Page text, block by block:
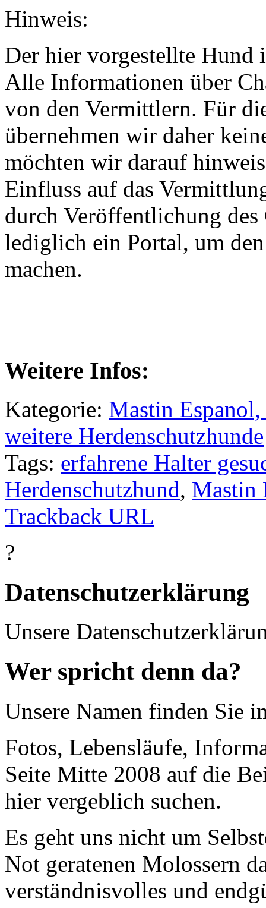
Hinweis:
Der hier vorgestellte Hund
Alle Informationen über
von den Vermittlern. Für
übernehmen wir daher
möchten wir darauf
Einfluss auf das
durch Veröffentlichung des
lediglich ein Portal, um
machen.
Weitere Infos:
Kategorie: Mastin
weitere Herdenschutzhunde
Tags: erfahrene Halter
Herdenschutzhund, Mastin
Trackback URL
?
Datenschutzerklärung
Unsere
Wer spricht denn da?
Unsere Namen finden Sie
Fotos, Lebensläufe,
Seite Mitte 2008 auf die
hier vergeblich suchen.
Es geht uns nicht um
Not geratenen Molossern
verständnisvolles und